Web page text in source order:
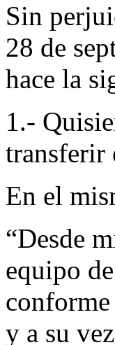
Sin
28 de
hace la
1.-
transferir
En el
“Desde
equipo
y a su